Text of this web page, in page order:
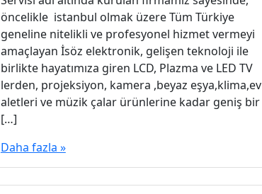
öncelikle istanbul olmak üzere Tüm Türkiye
geneline nitelikli ve profesyonel hizmet vermeyi
amaçlayan İsöz elektronik, gelişen teknoloji ile
birlikte hayatımıza giren LCD, Plazma ve LED TV
lerden, projeksiyon, kamera ,beyaz eşya,klima,ev
aletleri ve müzik çalar ürünlerine kadar geniş bir
[…]
Daha fazla »